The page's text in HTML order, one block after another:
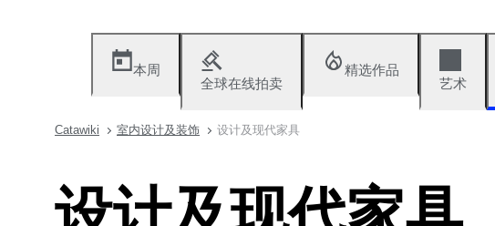
本周
全球在线拍卖
精选作品
艺术
Catawiki 室内设计及装饰 设计及现代家具